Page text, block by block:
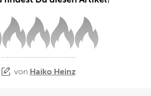
von Haiko Heinz